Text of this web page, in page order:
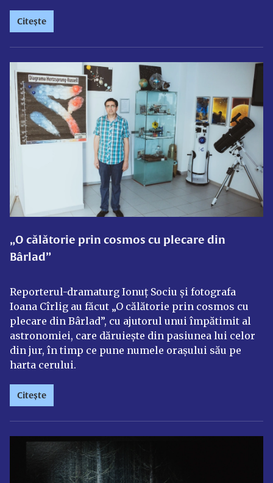
Citește
„O călătorie prin cosmos cu plecare din
Bârlad”
Reporterul-dramaturg Ionuț Sociu și fotografa
Ioana Cîrlig au făcut „O călătorie prin cosmos cu
plecare din Bârlad”, cu ajutorul unui împătimit al
astronomiei, care dăruiește din pasiunea lui celor
din jur, în timp ce pune numele orașului său pe
harta cerului.
Citește